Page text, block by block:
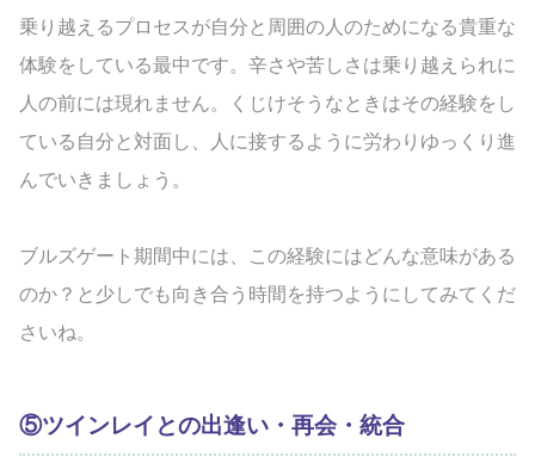
乗り越えるプロセスが自分と周囲の人のためになる貴重な
体験をしている最中です。辛さや苦しさは乗り越えられに
人の前には現れません。くじけそうなときはその経験をし
ている自分と対面し、人に接するように労わりゆっくり進
んでいきましょう。
ブルズゲート期間中には、この経験にはどんな意味がある
のか？と少しでも向き合う時間を持つようにしてみてくだ
さいね。
⑤ツインレイとの出逢い・再会・統合